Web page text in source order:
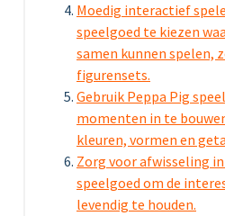
Moedig interactief
speelgoed te kiezen
samen kunnen spelen,
figurensets.
Gebruik Peppa Pig
momenten in te
kleuren, vormen en
Zorg voor afwisseling
speelgoed om de
levendig te houden.